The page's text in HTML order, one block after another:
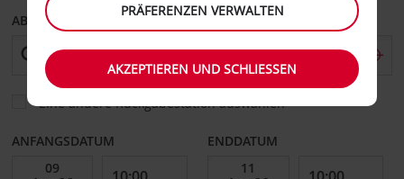
ABHOLEN VON
Eine andere Rückgabestation auswählen
ANFANGSDATUM ENDDATUM
PRÄFERENZEN VERWALTEN
AKZEPTIEREN UND SCHLIESSEN